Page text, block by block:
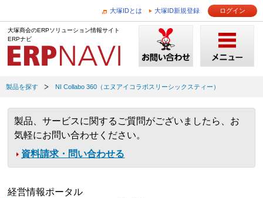
大塚IDとは 大塚ID新規登録 ログイン
大塚商会のERPソリューション情報サイト
ERPナビ
製品を探す NI Collabo 360（エヌアイコラボスリーシックスティー）
製品、サービスに関するご質問がございましたら、お
気軽にお問い合わせください。
資料請求・問い合わせる
経営情報ポータル